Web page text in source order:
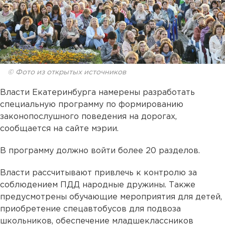
© Фото из открытых источников
Власти Екатеринбурга намерены разработать
специальную программу по формированию
законопослушного поведения на дорогах,
сообщается на сайте мэрии.
В программу должно войти более 20 разделов.
Власти рассчитывают привлечь к контролю за
соблюдением ПДД народные дружины. Также
предусмотрены обучающие мероприятия для детей,
приобретение спецавтобусов для подвоза
школьников, обеспечение младшеклассников